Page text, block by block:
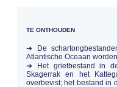
TE ONTHOUDEN
➜ De
Atlantische Oceaan
➜ Het grietbestand in
Skagerrak en het
overbevist; het bestand in